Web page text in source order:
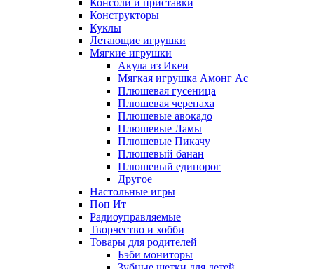
Консоли и приставки
Конструкторы
Куклы
Летающие игрушки
Мягкие игрушки
Акула из Икеи
Мягкая игрушка Амонг Ас
Плюшевая гусеница
Плюшевая черепаха
Плюшевые авокадо
Плюшевые Ламы
Плюшевые Пикачу
Плюшевый банан
Плюшевый единорог
Другое
Настольные игры
Поп Ит
Радиоуправляемые
Творчество и хобби
Товары для родителей
Бэби мониторы